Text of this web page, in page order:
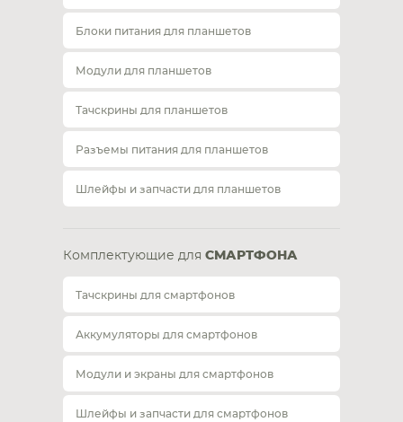
Блоки питания для планшетов
Модули для планшетов
Тачскрины для планшетов
Разъемы питания для планшетов
Шлейфы и запчасти для планшетов
Комплектующие для СМАРТФОНА
Тачскрины для смартфонов
Аккумуляторы для смартфонов
Модули и экраны для смартфонов
Шлейфы и запчасти для смартфонов